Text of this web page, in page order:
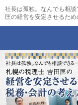
社長は孤独。なんでも相
匡の経営を安定させるた